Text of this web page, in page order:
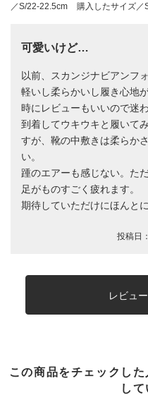
／S/22-22.5cm
購入したサイズ／
可愛いけど…
以前、スカンジナビアンフ
軽いし柔らかいし履き心地
時にレビューもいいので迷
到着してウキウキと履いて
すが、靴の中敷きは柔らか
い。
踵のエアーも感じない。た
足がものすごく疲れます。
期待していただけにほんと
投稿日
レビュ
この商品をチェックし
して